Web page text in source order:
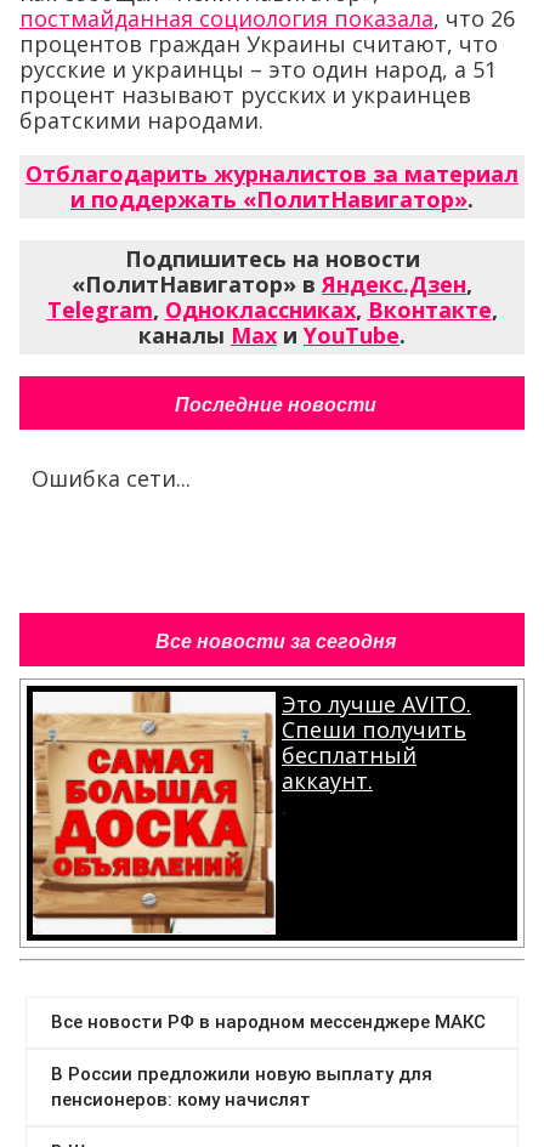
постмайданная социология показала, что 26
процентов граждан Украины считают, что
русские и украинцы – это один народ, а 51
процент называют русских и украинцев
братскими народами.
Отблагодарить журналистов за материал
и поддержать «ПолитНавигатор».
Подпишитесь на новости
«ПолитНавигатор» в Яндекс.Дзен,
Telegram, Одноклассниках, Вконтакте,
каналы Max и YouTube.
Последние новости
Ошибка сети...
Все новости за сегодня
Это лучше AVITO.
Спеши получить
бесплатный
аккаунт.
.